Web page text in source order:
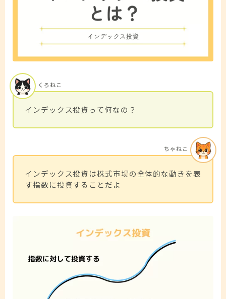
インデックス投資って何なの？
くろねこ
インデックス投資は株式市場の全体的な動きを表
す指数に投資することだよ
ちゃねこ